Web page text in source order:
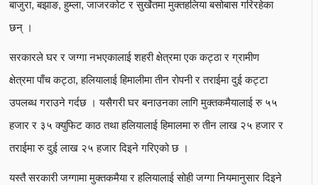
बाजुरा, बझाङ, हुम्ला, जाजरकोट र सुर्खेतमा मुक्तहलिया बसोबास गरिरहेका
छन् ।
सरकारले घर र जग्गा नभएकालाई शहरी क्षेत्रमा एक कट्ठा र ग्रामीण
क्षेत्रमा पाँच कट्ठा, हलियालाई हिमालीमा तीन रोपनी र तराईमा दुई कट्टा
उपलब्ध गराउने गर्दछ । यसैगरी घर बनाउनका लागि मुक्तकमैयालाई रु ५५
हजार र ३५ क्युफिट काठ तथा हलियालाई हिमालमा रु तीन लाख २५ हजार र
तराईमा रु दुई लाख २५ हजार दिइने गरिएको छ ।
यस्तै सरकारी जग्गामा मुक्तकमैया र हलियालाई सोही जग्गा नियमानुसार दिइने